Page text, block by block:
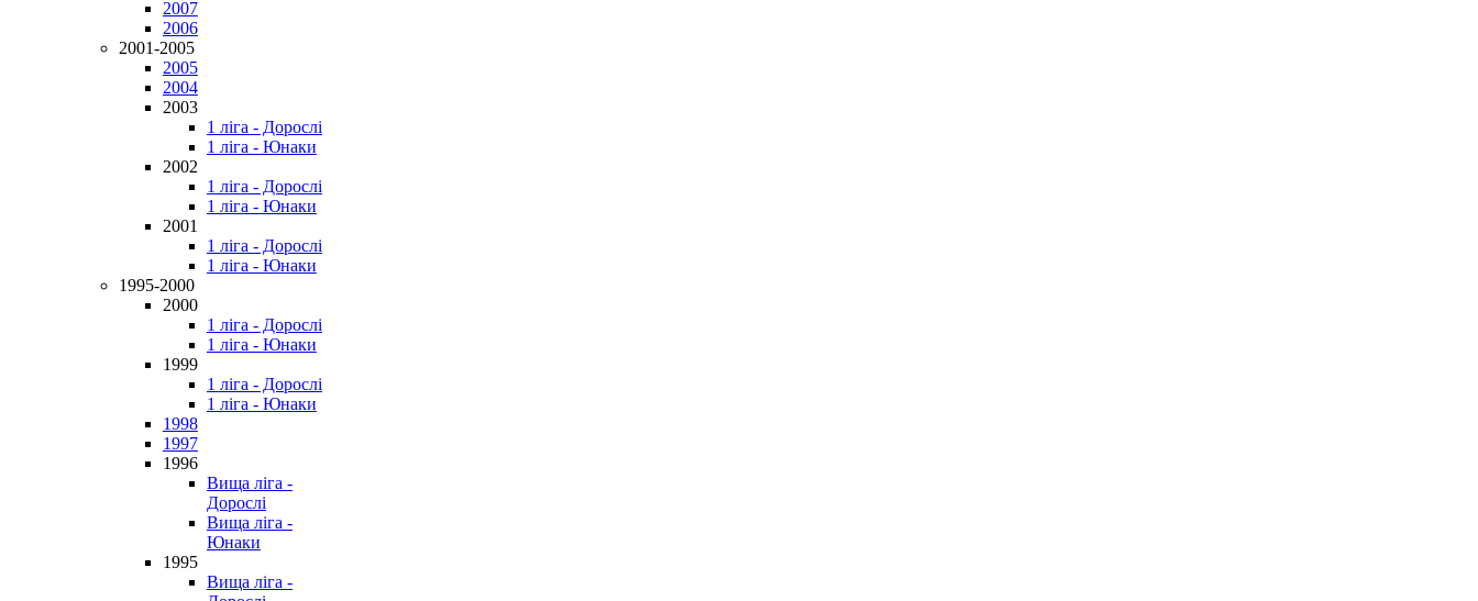
2007
2006
2001-2005
2005
2004
2003
1 ліга - Дорослі
1 ліга - Юнаки
2002
1 ліга - Дорослі
1 ліга - Юнаки
2001
1 ліга - Дорослі
1 ліга - Юнаки
1995-2000
2000
1 ліга - Дорослі
1 ліга - Юнаки
1999
1 ліга - Дорослі
1 ліга - Юнаки
1998
1997
1996
Вища ліга -
Дорослі
Вища ліга -
Юнаки
1995
Вища ліга -